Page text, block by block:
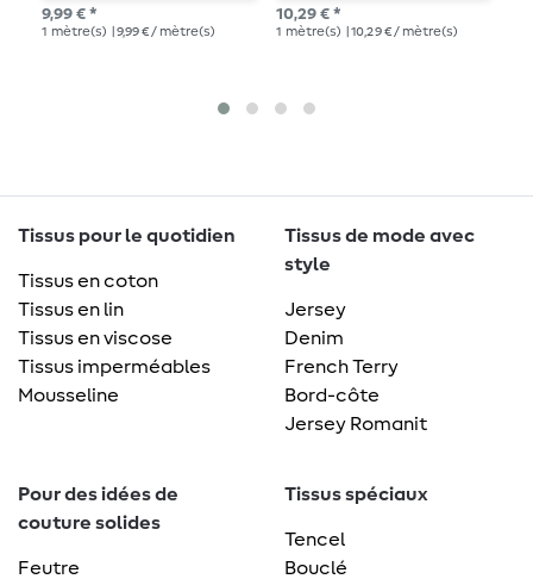
9,99 € *
1 mètre(s) | 9,99 € / mètre(s)
10,29 € *
1 mètre(s) | 10,29 € / mètre(s)
Tissus pour le quotidien
Tissus en coton
Tissus en lin
Tissus en viscose
Tissus imperméables
Mousseline
Tissus de mode avec
style
Jersey
Denim
French Terry
Bord-côte
Jersey Romanit
Pour des idées de
couture solides
Feutre
Tissus spéciaux
Tencel
Bouclé